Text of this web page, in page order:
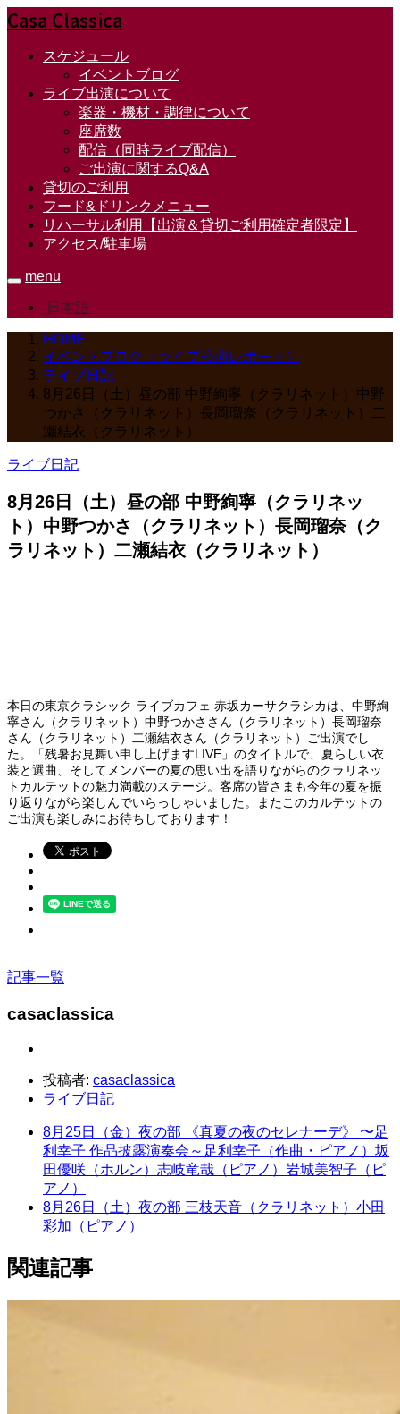
Casa Classica
スケジュール
イベントブログ
ライブ出演について
楽器・機材・調律について
座席数
配信（同時ライブ配信）
ご出演に関するQ&A
貸切のご利用
フード&ドリンクメニュー
リハーサル利用【出演＆貸切ご利用確定者限定】
アクセス/駐車場
menu
日本語
HOME
イベントブログ（ライブ公演レポート）
ライブ日記
8月26日（土）昼の部 中野絢寧（クラリネット）中野
つかさ（クラリネット）長岡瑠奈（クラリネット）二
瀬結衣（クラリネット）
ライブ日記
8月26日（土）昼の部 中野絢寧（クラリネッ
ト）中野つかさ（クラリネット）長岡瑠奈（ク
ラリネット）二瀬結衣（クラリネット）
本日の東京クラシック ライブカフェ 赤坂カーサクラシカは、中野絢
寧さん（クラリネット）中野つかささん（クラリネット）長岡瑠奈
さん（クラリネット）二瀬結衣さん（クラリネット）ご出演でし
た。「残暑お見舞い申し上げますLIVE」のタイトルで、夏らしい衣
装と選曲、そしてメンバーの夏の思い出を語りながらのクラリネッ
トカルテットの魅力満載のステージ。客席の皆さまも今年の夏を振
り返りながら楽しんでいらっしゃいました。またこのカルテットの
ご出演も楽しみにお待ちしております！
記事一覧
casaclassica
投稿者: casaclassica
ライブ日記
8月25日（金）夜の部 《真夏の夜のセレナーデ》 〜足
利幸子 作品披露演奏会～足利幸子（作曲・ピアノ）坂
田優咲（ホルン）志岐竜哉（ピアノ）岩城美智子（ピ
アノ）
8月26日（土）夜の部 三枝天音（クラリネット）小田
彩加（ピアノ）
関連記事